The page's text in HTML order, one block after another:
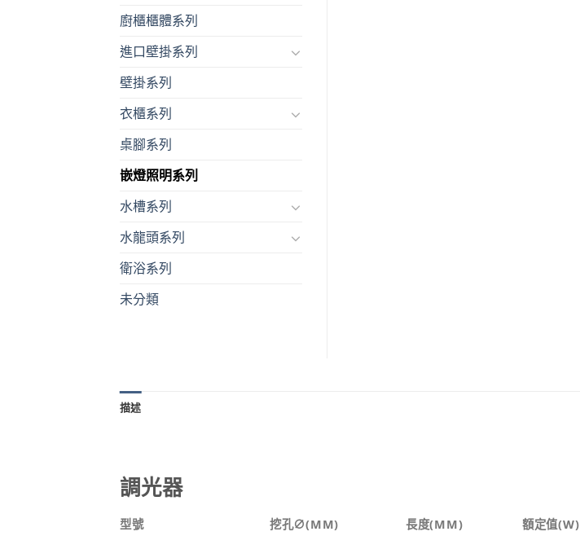
廚櫃櫃體系列
進口壁掛系列
壁掛系列
衣櫃系列
桌腳系列
嵌燈照明系列
水槽系列
水龍頭系列
衛浴系列
未分類
描述
調光器
型號 挖孔∅(MM) 長度(MM) 額定值(W)